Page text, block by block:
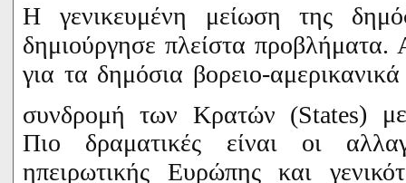
Η γενικευμένη μείωση της
δημιούργησε πλείστα προβλήματα.
για τα δημόσια βορειο-
συνδρομή των Κρατών (States)
Πιο δραματικές είναι οι
ηπειρωτικής Ευρώπης και